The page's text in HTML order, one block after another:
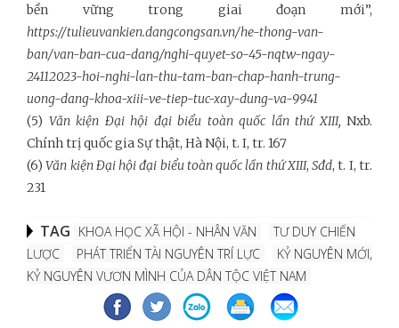
bền vững trong giai đoạn mới”,
https://tulieuvankien.dangcongsan.vn/he-thong-van-
ban/van-ban-cua-dang/nghi-quyet-so-45-nqtw-ngay-
24112023-hoi-nghi-lan-thu-tam-ban-chap-hanh-trung-
uong-dang-khoa-xiii-ve-tiep-tuc-xay-dung-va-9941
(5) Văn kiện Đại hội đại biểu toàn quốc lần thứ XIII, Nxb.
Chính trị quốc gia Sự thật, Hà Nội, t. I, tr. 167
(6) Văn kiện Đại hội đại biểu toàn quốc lần thứ XIII,Sđd, t. I, tr.
231
TAG KHOA HỌC XÃ HỘI - NHÂN VĂN
TƯ DUY CHIẾN
LƯỢC
PHÁT TRIỂN TÀI NGUYÊN TRÍ LỰC
KỶ NGUYÊN MỚI,
KỶ NGUYÊN VƯƠN MÌNH CỦA DÂN TỘC VIỆT NAM